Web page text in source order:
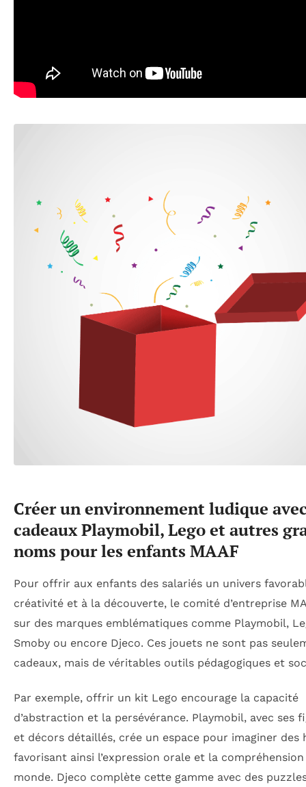
Créer un environnement ludique
cadeaux Playmobil, Lego et autres
noms pour les enfants MAAF
Pour offrir aux enfants des salariés un univers
créativité et à la découverte, le comité d’entreprise
sur des marques emblématiques comme Playmobil,
Smoby ou encore Djeco. Ces jouets ne sont pas
cadeaux, mais de véritables outils pédagogiques et
Par exemple, offrir un kit Lego encourage la capacité
d’abstraction et la persévérance. Playmobil, avec ses
et décors détaillés, crée un espace pour imaginer des
favorisant ainsi l’expression orale et la
monde. Djeco complète cette gamme avec des